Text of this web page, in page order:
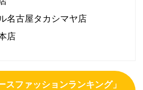
名古屋タカシマヤ店
店
スファッションランキング」